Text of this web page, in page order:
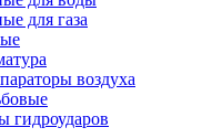
для газа
воздуха
гидроударов